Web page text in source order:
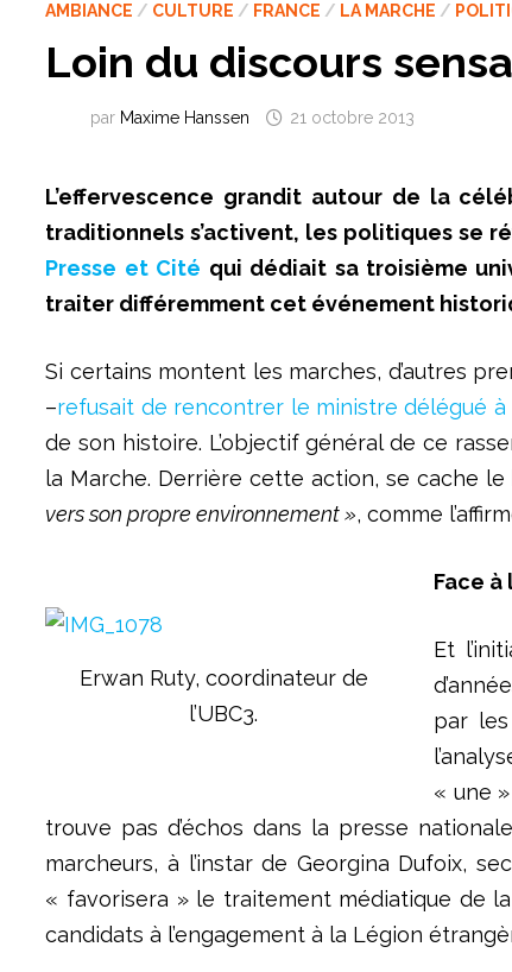
AMBIANCE / CULTURE / FRANCE / LA MARCHE /
Loin du discours
par Maxime Hanssen 21 octobre 2013
L’effervescence grandit autour de la
traditionnels s’activent, les politiques se
Presse et Cité qui dédiait sa troisième
traiter différemment cet événement
Si certains montent les marches, d’autres
–refusait de rencontrer le ministre délégué à
de son histoire. L’objectif général de ce
la Marche. Derrière cette action, se cache
vers son propre environnement », comme
Erwan Ruty, coordinateur de
l’UBC3.
Face
Et
par
« une
trouve pas d’échos dans la presse
marcheurs, à l’instar de Georgina Dufoix,
« favorisera » le traitement médiatique de
candidats à l’engagement à la Légion